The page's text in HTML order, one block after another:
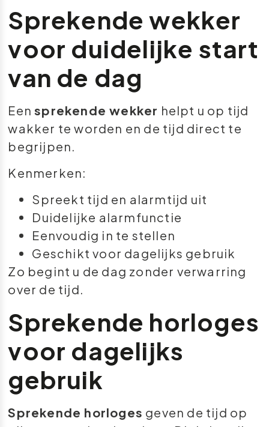
Sprekende wekker
voor duidelijke start
van de dag
Eensprekende wekker helpt u op tijd
wakker te worden en de tijd direct te
begrijpen.
Kenmerken:
Spreekt tijd en alarmtijd uit
Duidelijke alarmfunctie
Eenvoudig in te stellen
Geschikt voor dagelijks gebruik
Zo begint u de dag zonder verwarring
over de tijd.
Sprekende horloges
voor dagelijks
gebruik
Sprekende horloges geven de tijd op